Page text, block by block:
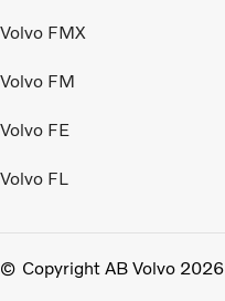
Volvo FMX
Volvo FM
Volvo FE
Volvo FL
Copyright AB Volvo 2026